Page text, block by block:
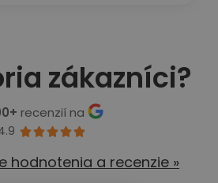
zákazníci?
recenzií na

hodnotenia a recenzie »